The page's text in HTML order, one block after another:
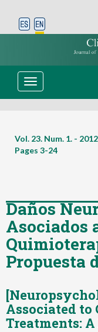
Toggle
navigation
Vol. 23. Num. 1. -
Pages 3-24
Daños
Asociados
Propuesta
Associated to
Treatments: